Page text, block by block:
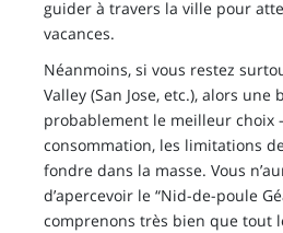
guider à travers la ville pour
vacances.
Néanmoins, si vous restez
Valley (San Jose, etc.), alors une
probablement le meilleur choix
consommation, les limitations
fondre dans la masse. Vous
d’apercevoir le “Nid-de-poule
comprenons très bien que tout